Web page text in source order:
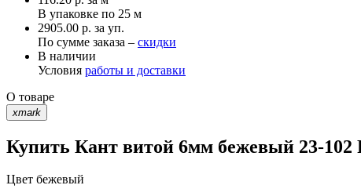
В упаковке по 25 м
2905.00 р. за уп.
По сумме заказа – скидки
В наличии
Условия работы и доставки
О товаре
xmark
Купить Кант витой 6мм бежевый 23-102
Цвет бежевый